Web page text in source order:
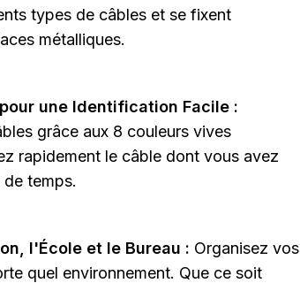
types de câbles et se fixent
métalliques.
une Identification Facile :
grâce aux 8 couleurs vives
rapidement le câble dont vous avez
temps.
l'École et le Bureau : Organisez vos
quel environnement. Que ce soit